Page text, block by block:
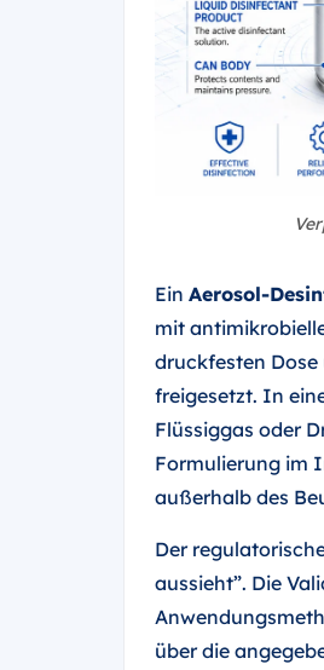
Ein Aerosol-
mit
druckfesten
freigesetzt. In
Flüssiggas oder
Formulierung im
außerhalb des
Der
aussieht”. Die
über die